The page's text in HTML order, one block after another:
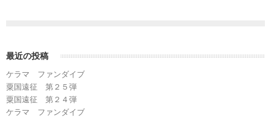
最近の投稿
ケラマ ファンダイブ
粟国遠征 第２５弾
粟国遠征 第２４弾
ケラマ ファンダイブ